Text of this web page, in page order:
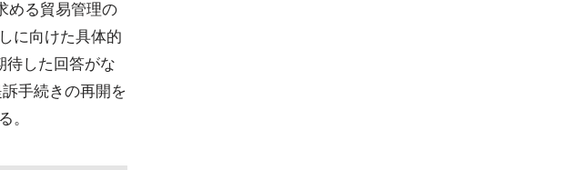
める貿易管理の
に向けた具体的
待した回答がな
手続きの再開を
。